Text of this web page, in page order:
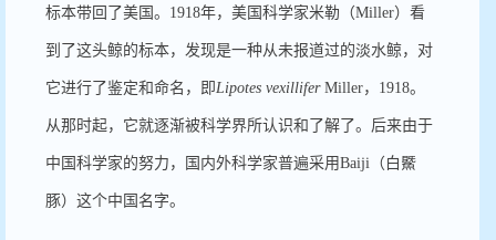
标本带回了美国。 1918年，美国科学家米勒（Miller）看
到了这头鲸的标本，发现是一种从未报道过的淡水鲸，对
它进行了鉴定和命名，即Lipotes vexilliferMiller， 1918。
从那时起，它就逐渐被科学界所认识和了解了。后来由于
中国科学家的努力，国内外科学家普遍采用Baiji （白鱀
豚）这个中国名字。